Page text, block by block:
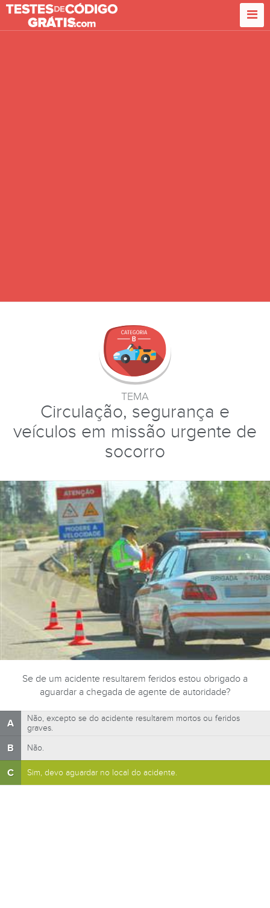
TEMA
Circulação, segurança e
veículos em missão urgente de
socorro
Se de um acidente resultarem feridos estou obrigado a
aguardar a chegada de agente de autoridade?
A
Não, excepto se do acidente resultarem mortos ou feridos
graves.
B Não.
C Sim, devo aguardar no local do acidente.